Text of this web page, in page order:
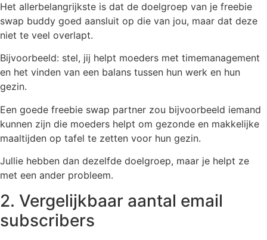
Het allerbelangrijkste is dat de doelgroep van je freebie
swap buddy goed aansluit op die van jou, maar dat deze
niet te veel overlapt.
Bijvoorbeeld: stel, jij helpt moeders met timemanagement
en het vinden van een balans tussen hun werk en hun
gezin.
Een goede freebie swap partner zou bijvoorbeeld iemand
kunnen zijn die moeders helpt om gezonde en makkelijke
maaltijden op tafel te zetten voor hun gezin.
Jullie hebben dan dezelfde doelgroep, maar je helpt ze
met een ander probleem.
2. Vergelijkbaar aantal email
subscribers